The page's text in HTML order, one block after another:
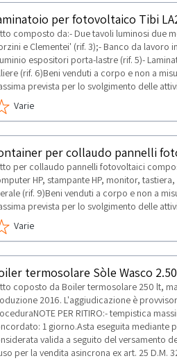
per fotovoltaico Tibi
composto da:- Due tavoli luminosi due
e Clementei' (rif. 3);- Banco da lavoro
espositori porta-lastre (rif. 5)-
(rif. 6)Beni venduti a corpo e non a
prevista per lo svolgimento delle
Varie
per collaudo pannelli
per collaudo pannelli fotovoltaici
HP, stampante HP, monitor,
(rif. 9)Beni venduti a corpo e non a
prevista per lo svolgimento delle
Varie
termosolare Sòle Wasco 2.50
coposto da Boiler termosolare 250 lt,
2016. L'aggiudicazione è
PER RITIRO:- tempistica
1 giorno.Asta eseguita mediante
valida a seguito del versamento
per la vendita asincrona ex art. 25 D.M.